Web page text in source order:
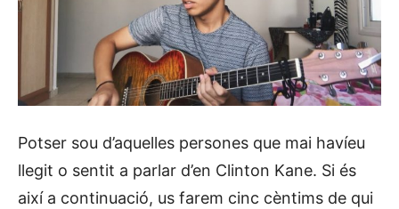
Potser sou d’aquelles persones que mai havíeu
llegit o sentit a parlar d’en Clinton Kane. Si és
així a continuació, us farem cinc cèntims de qui